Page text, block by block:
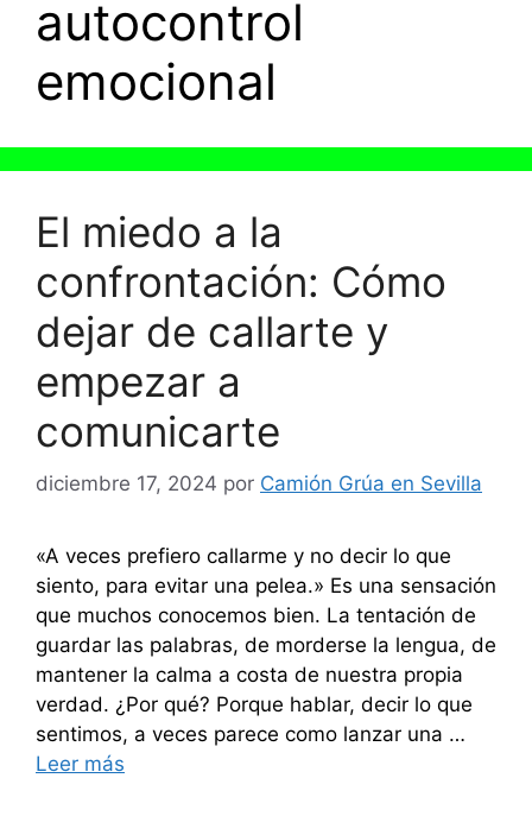
autocontrol
emocional
El miedo a la
confrontación: Cómo
dejar de callarte y
empezar a
comunicarte
diciembre 17, 2024 por Camión Grúa en Sevilla
«A veces prefiero callarme y no decir lo que
siento, para evitar una pelea.» Es una sensación
que muchos conocemos bien. La tentación de
guardar las palabras, de morderse la lengua, de
mantener la calma a costa de nuestra propia
verdad. ¿Por qué? Porque hablar, decir lo que
sentimos, a veces parece como lanzar una …
Leer más